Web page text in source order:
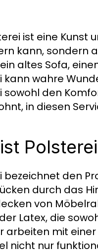
ist eine Kunst
kann, sondern
altes Sofa,
kann wahre
sowohl den
in diesen
bezeichnet den
durch das
von
Latex, die
arbeiten mit
nicht nur